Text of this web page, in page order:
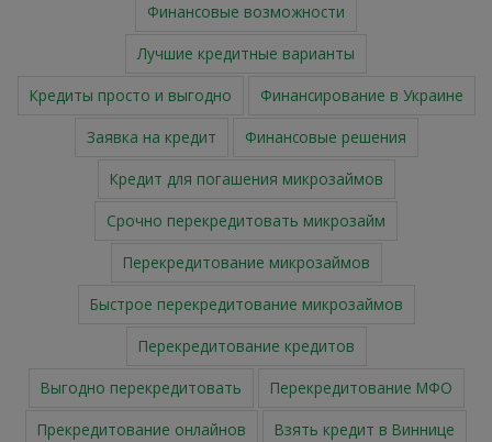
Финансовые возможности
Лучшие кредитные варианты
Кредиты просто и выгодно
Финансирование в Украине
Заявка на кредит
Финансовые решения
Кредит для погашения микрозаймов
Срочно перекредитовать микрозайм
Перекредитование микрозаймов
Быстрое перекредитование микрозаймов
Перекредитование кредитов
Выгодно перекредитовать
Перекредитование МФО
Прекредитование онлайнов
Взять кредит в Виннице